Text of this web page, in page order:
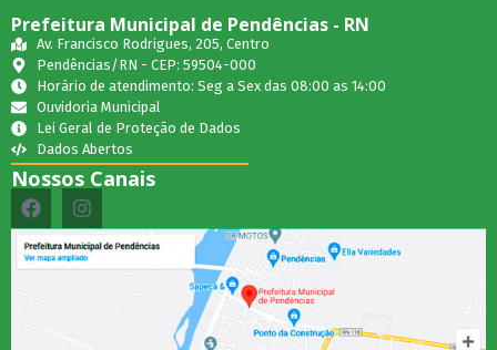
Prefeitura Municipal de Pendências - RN
Av. Francisco Rodrigues, 205, Centro
Pendências/RN - CEP: 59504-000
Horário de atendimento: Seg a Sex das 08:00 as 14:00
Ouvidoria Municipal
Lei Geral de Proteção de Dados
Dados Abertos
Nossos Canais